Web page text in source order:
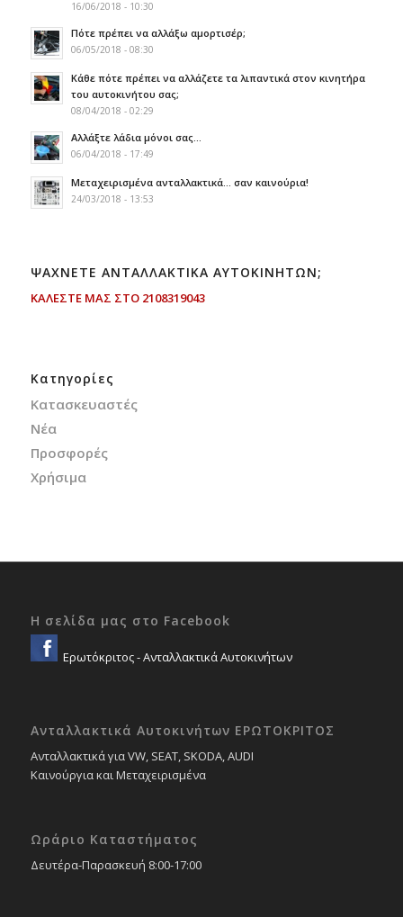
16/06/2018 - 10:30
Πότε πρέπει να αλλάξω αμορτισέρ;
06/05/2018 - 08:30
Κάθε πότε πρέπει να αλλάζετε τα λιπαντικά στον κινητήρα
του αυτοκινήτου σας;
08/04/2018 - 02:29
Αλλάξτε λάδια μόνοι σας…
06/04/2018 - 17:49
Μεταχειρισμένα ανταλλακτικά… σαν καινούρια!
24/03/2018 - 13:53
ΨΑΧΝΕΤΕ ΑΝΤΑΛΛΑΚΤΙΚΑ ΑΥΤΟΚΙΝΗΤΩΝ;
ΚΑΛΕΣΤΕ ΜΑΣ ΣΤΟ 2108319043
Kατηγορίες
Κατασκευαστές
Νέα
Προσφορές
Χρήσιμα
Η σελίδα μας στο Facebook
Ερωτόκριτος - Ανταλλακτικά Αυτοκινήτων
Ανταλλακτικά Αυτοκινήτων ΕΡΩΤΟΚΡΙΤΟΣ
Ανταλλακτικά για VW, SEAT, SKODA, AUDI
Καινούργια και Μεταχειρισμένα
Ωράριο Καταστήματος
Δευτέρα-Παρασκευή 8:00-17:00